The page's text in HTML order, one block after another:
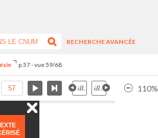
RECHERCHE AVANCÉE
p.57 - vue 59/68
110%